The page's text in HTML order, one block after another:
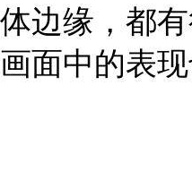
边缘，都
面中的表